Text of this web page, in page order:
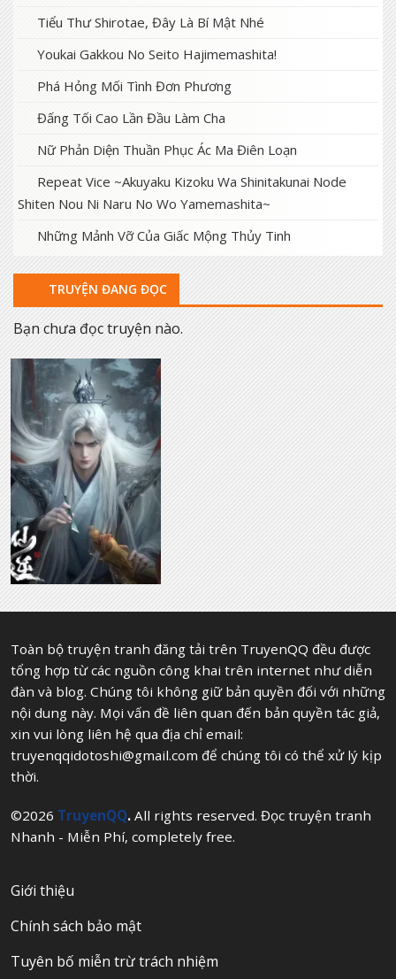
Tiểu Thư Shirotae, Đây Là Bí Mật Nhé
Youkai Gakkou No Seito Hajimemashita!
Phá Hỏng Mối Tình Đơn Phương
Đấng Tối Cao Lần Đầu Làm Cha
Nữ Phản Diện Thuần Phục Ác Ma Điên Loạn
Repeat Vice ~Akuyaku Kizoku Wa Shinitakunai Node
Shiten Nou Ni Naru No Wo Yamemashita~
Những Mảnh Vỡ Của Giấc Mộng Thủy Tinh
TRUYỆN ĐANG ĐỌC
Bạn chưa đọc truyện nào.
Toàn bộ truyện tranh đăng tải trên TruyenQQ đều được
tổng hợp từ các nguồn công khai trên internet như diễn
đàn và blog. Chúng tôi không giữ bản quyền đối với những
nội dung này. Mọi vấn đề liên quan đến bản quyền tác giả,
xin vui lòng liên hệ qua địa chỉ email:
truyenqqidotoshi@gmail.com để chúng tôi có thể xử lý kịp
thời.
©2026 TruyenQQ. All rights reserved. Đọc truyện tranh
Nhanh - Miễn Phí, completely free.
Giới thiệu
Chính sách bảo mật
Tuyên bố miễn trừ trách nhiệm